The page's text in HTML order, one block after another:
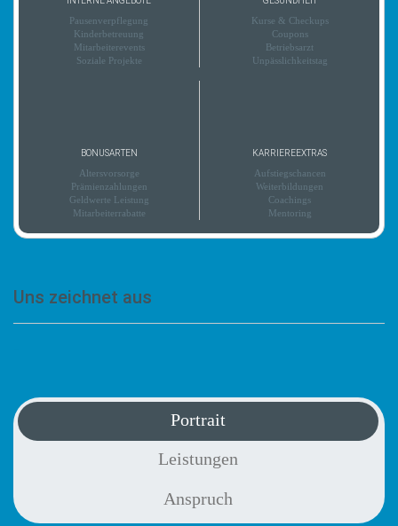
Pausenverpflegung
Kinderbetreuung
Mitarbeiterevents
Soziale Projekte
Kurse & Checkups
Coupons
Betriebsarzt
Unpässlichkeitstag
BONUSARTEN
Altersvorsorge
Prämienzahlungen
Geldwerte Leistung
Mitarbeiterrabatte
KARRIEREEXTRAS
Aufstiegschancen
Weiterbildungen
Coachings
Mentoring
Uns zeichnet aus
Portrait
Leistungen
Anspruch